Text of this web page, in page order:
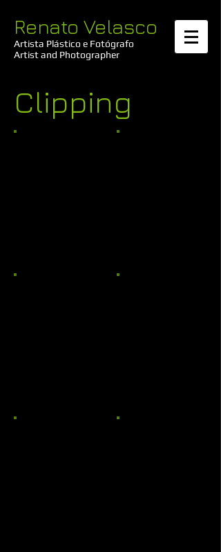
Renato Velasco
Artista Plástico e Fotógrafo​
Artist and Photographer
Clipping